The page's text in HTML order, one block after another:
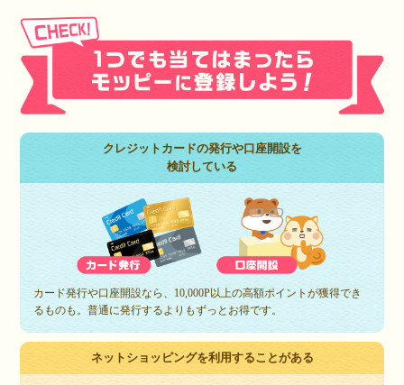
クレジットカードの発行や口座開設を
検討している
カード発行や口座開設なら、10,000P以上の高額ポイントが獲得でき
るものも。普通に発行するよりもずっとお得です。
ネットショッピングを利用することがある